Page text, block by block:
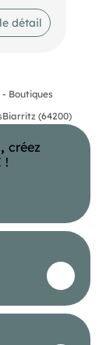
détail
Boutiques
Biarritz (64200)
créez
!